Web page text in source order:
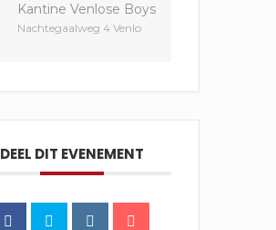
Kantine Venlose Boys
Nachtegaalweg 4 Venlo
DEEL DIT EVENEMENT